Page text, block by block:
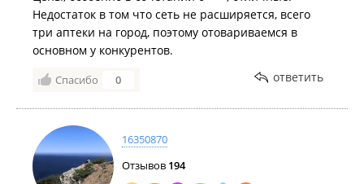
Недостаток в том что сеть не расширяется, всего
три аптеки на город, поэтому отовариваемся в
основном у конкурентов.
Спасибо 0 ответить
16350870
Отзывов 194